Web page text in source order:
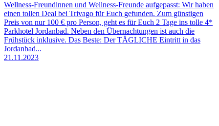
Wellness-Freundinnen und Wellness-Freunde aufgepasst: Wir haben
einen tollen Deal bei Trivago für Euch gefunden. Zum günstigen
Preis von nur 100 € pro Person, geht es für Euch 2 Tage ins tolle 4*
Parkhotel Jordanbad. Neben den Übernachtungen ist auch die
Frühstück inklusive. Das Beste: Der TÄGLICHE Eintritt in das
Jordanbad...
21.11.2023